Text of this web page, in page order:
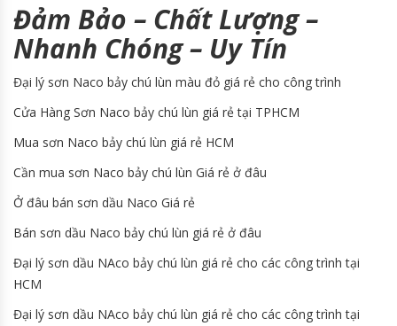
Đảm Bảo – Chất Lượng –
Nhanh Chóng – Uy Tín
Đại lý sơn Naco bảy chú lùn màu đỏ giá rẻ cho công trình
Cửa Hàng Sơn Naco bảy chú lùn giá rẻ tại TPHCM
Mua sơn Naco bảy chú lùn giá rẻ HCM
Cần mua sơn Naco bảy chú lùn Giá rẻ ở đâu
Ở đâu bán sơn dầu Naco Giá rẻ
Bán sơn dầu Naco bảy chú lùn giá rẻ ở đâu
Đại lý sơn dầu NAco bảy chú lùn giá rẻ cho các công trình tại
HCM
Đại lý sơn dầu NAco bảy chú lùn giá rẻ cho các công trình tại